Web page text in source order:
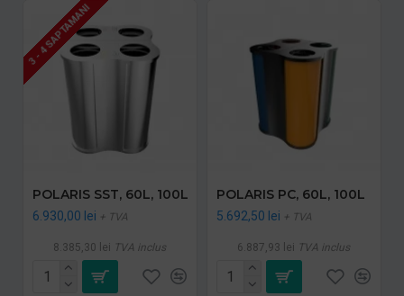
3 - 4 SAPTAMANI
POLARIS SST, 60L, 100L
6.930,00 lei + TVA
8.385,30 lei TVA inclus
POLARIS PC, 60L, 100L
5.692,50 lei + TVA
6.887,93 lei TVA inclus